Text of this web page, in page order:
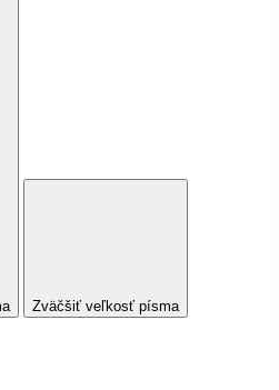
Zväčšiť veľkosť písma